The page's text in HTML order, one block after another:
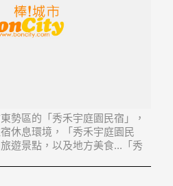
勢區的「秀禾宇庭園民宿」，
休息環境，「秀禾宇庭園民
遊景點，以及地方美食...「秀